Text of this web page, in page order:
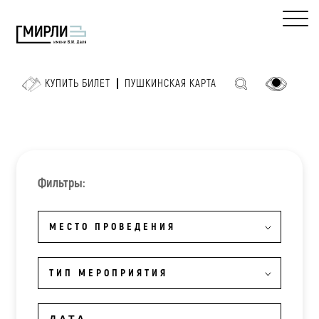
КУПИТЬ БИЛЕТ ПУШКИНСКАЯ КАРТА
Фильтры:
МЕСТО ПРОВЕДЕНИЯ
ТИП МЕРОПРИЯТИЯ